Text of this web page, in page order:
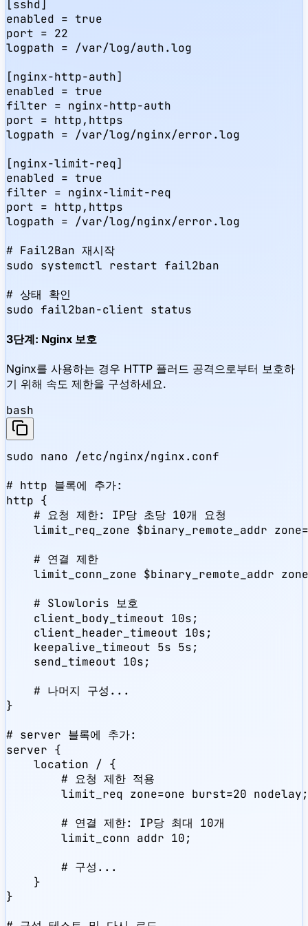
[sshd]
enabled = true
port = 22
logpath = /var/log/auth.log
[nginx-http-auth]
enabled = true
filter = nginx-http-auth
port = http,https
logpath = /var/log/nginx/error.log
[nginx-limit-req]
enabled = true
filter = nginx-limit-req
port = http,https
logpath = /var/log/nginx/error.log
# Fail2Ban 재시작
sudo systemctl restart fail2ban
# 상태 확인
sudo fail2ban-client status
3단계: Nginx 보호
Nginx를 사용하는 경우 HTTP 플러드 공격으로부터 보호하
기 위해 속도 제한을 구성하세요.
bash
sudo nano /etc/nginx/nginx.conf
# http 블록에 추가:
http {
    # 요청 제한: IP당 초당 10개 요청
limit_req_zone $binary_remote_addr
    # 연결 제한
limit_conn_zone $binary_remote_addr
    # Slowloris 보호
    client_body_timeout 10s;
    client_header_timeout 10s;
    keepalive_timeout 5s 5s;
    send_timeout 10s;
    # 나머지 구성...
}
# server 블록에 추가:
server {
    location / {
        # 요청 제한 적용
        limit_req zone=one burst=20 nodelay;
        # 연결 제한: IP당 최대 10개
        limit_conn addr 10;
        # 구성...
    }
}